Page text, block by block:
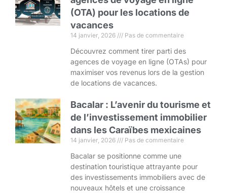
(OTA) pour les locations de
vacances
14 janvier, 2026 Pas de commentaire
Découvrez comment tirer parti des
agences de voyage en ligne (OTAs) pour
maximiser vos revenus lors de la gestion
de locations de vacances.
Bacalar : L’avenir du tourisme et
de l’investissement immobilier
dans les Caraïbes mexicaines
14 janvier, 2026 Pas de commentaire
Bacalar se positionne comme une
destination touristique attrayante pour
des investissements immobiliers avec de
nouveaux hôtels et une croissance